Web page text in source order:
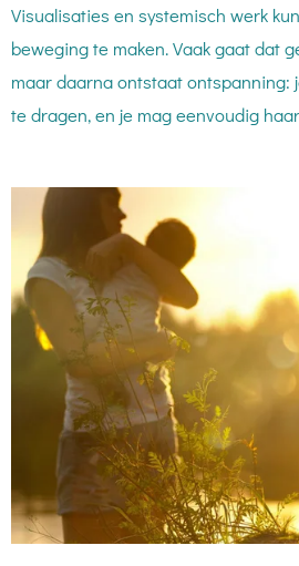
Visualisaties en systemisch werk
beweging te maken. Vaak gaat dat
maar daarna ontstaat ontspanning:
te dragen, en je mag eenvoudig